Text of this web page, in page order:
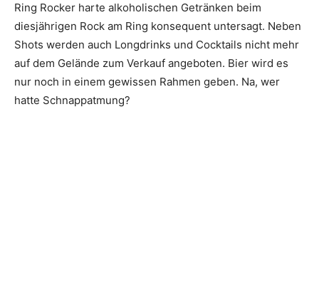
Ring Rocker harte alkoholischen Getränken beim
diesjährigen Rock am Ring konsequent untersagt. Neben
Shots werden auch Longdrinks und Cocktails nicht mehr
auf dem Gelände zum Verkauf angeboten. Bier wird es
nur noch in einem gewissen Rahmen geben. Na, wer
hatte Schnappatmung?